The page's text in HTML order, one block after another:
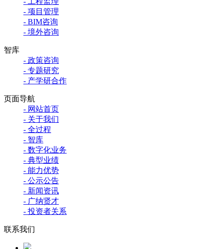
- 项目管理
- BIM咨询
- 境外咨询
智库
- 政策咨询
- 专题研究
- 产学研合作
页面导航
- 网站首页
- 关于我们
- 全过程
- 智库
- 数字化业务
- 典型业绩
- 能力优势
- 公示公告
- 新闻资讯
- 广纳贤才
- 投资者关系
联系我们